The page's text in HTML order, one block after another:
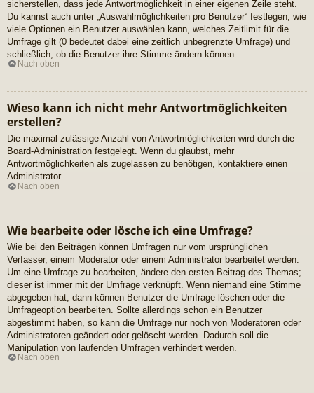
sicherstellen, dass jede Antwortmöglichkeit in einer eigenen Zeile steht.
Du kannst auch unter „Auswahlmöglichkeiten pro Benutzer“ festlegen, wie
viele Optionen ein Benutzer auswählen kann, welches Zeitlimit für die
Umfrage gilt (0 bedeutet dabei eine zeitlich unbegrenzte Umfrage) und
schließlich, ob die Benutzer ihre Stimme ändern können.
Nach oben
Wieso kann ich nicht mehr Antwortmöglichkeiten
erstellen?
Die maximal zulässige Anzahl von Antwortmöglichkeiten wird durch die
Board-Administration festgelegt. Wenn du glaubst, mehr
Antwortmöglichkeiten als zugelassen zu benötigen, kontaktiere einen
Administrator.
Nach oben
Wie bearbeite oder lösche ich eine Umfrage?
Wie bei den Beiträgen können Umfragen nur vom ursprünglichen
Verfasser, einem Moderator oder einem Administrator bearbeitet werden.
Um eine Umfrage zu bearbeiten, ändere den ersten Beitrag des Themas;
dieser ist immer mit der Umfrage verknüpft. Wenn niemand eine Stimme
abgegeben hat, dann können Benutzer die Umfrage löschen oder die
Umfrageoption bearbeiten. Sollte allerdings schon ein Benutzer
abgestimmt haben, so kann die Umfrage nur noch von Moderatoren oder
Administratoren geändert oder gelöscht werden. Dadurch soll die
Manipulation von laufenden Umfragen verhindert werden.
Nach oben